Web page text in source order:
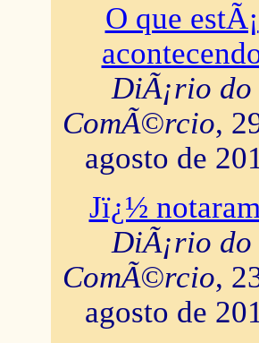
O que estÃ¡
DiÃ¡rio do
ComÃ©rcio,
agosto de
Jï¿½
DiÃ¡rio do
ComÃ©rcio,
agosto de